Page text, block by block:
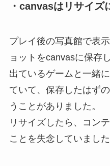
・canvasはリサイズ
プレイ後の写真館で表
ョットをcanvasに保存
出ているゲームと一緒
ていて、保存したはず
うことがありました。
リサイズしたら、コン
ことを失念していまし